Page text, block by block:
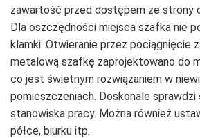
zawartość przed dostępem ze strony
Dla oszczędności miejsca szafka nie
klamki. Otwieranie przez pociągnięcie
metalową szafkę zaprojektowano do
co jest świetnym rozwiązaniem w
pomieszczeniach. Doskonale
stanowiska pracy. Można również
półce, biurku itp.